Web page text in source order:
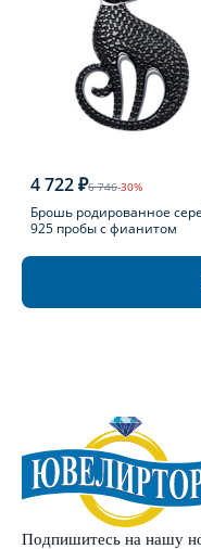
4 722 ₽6 746-30%
Брошь родированное серебро
925 пробы с фианитом
Подпишитесь на нашу